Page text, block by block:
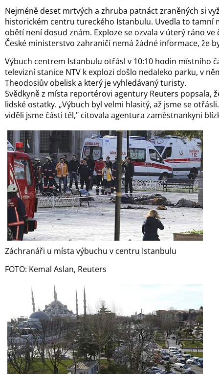
Nejméně deset mrtvých a zhruba patnáct zraněných si
historickém centru tureckého Istanbulu. Uvedla to tamní
obětí není dosud znám. Exploze se ozvala v úterý ráno
České ministerstvo zahraničí nemá žádné informace, že
Výbuch centrem Istanbulu otřásl v 10:10 hodin místního
televizní stanice NTV k explozi došlo nedaleko parku, v
Theodosiův obelisk a který je vyhledávaný turisty.
Svědkyně z místa reportérovi agentury Reuters popsala,
lidské ostatky. „Výbuch byl velmi hlasitý, až jsme se
viděli jsme části těl," citovala agentura zaměstnankyni
Záchranáři u místa výbuchu v centru Istanbulu
FOTO: Kemal Aslan, Reuters